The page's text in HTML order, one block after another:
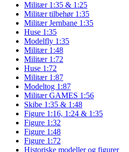
Militær 1:35 & 1:25
Militær tilbehør 1:35
Militær Jernbane 1:35
Huse 1:35
Modelfly 1:35
Militær 1:48
Militær 1:72
Huse 1:72
Militær 1:87
Modeltog 1:87
Militær GAMES 1:56
Skibe 1:35 & 1:48
Figure 1:16, 1:24 & 1:35
Figure 1:32
Figure 1:48
Figure 1:72
Historiske modeller og figurer